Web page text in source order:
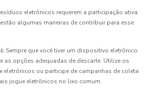
eletrônicos requerem a participação ativa
algumas maneiras de contribuir para esse
Sempre que você tiver um dispositivo eletrônico
as opções adequadas de descarte. Utilize os
eletrônicos ou participe de campanhas de coleta
jogue eletrônicos no lixo comum.